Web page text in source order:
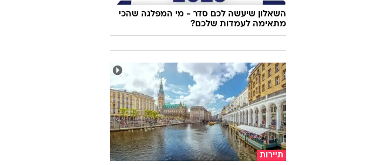
השאלון שיעשה לכם סדר - מי המפלגה שהכי
מתאימה לעמדות שלכם?
תיירות